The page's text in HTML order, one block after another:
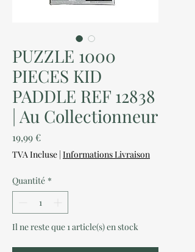
PUZZLE 1000
PIECES KID
PADDLE REF 12838
| Au Collectionneur
19,99 €Prix
TVA Incluse | Informations Livraison
Quantité *
Il ne reste que 1 article(s) en stock